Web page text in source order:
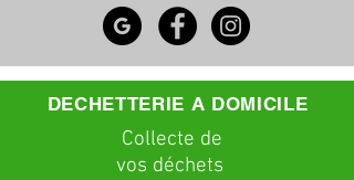
DECHETTERIE A DOMICILE
Collecte de
vos déchets